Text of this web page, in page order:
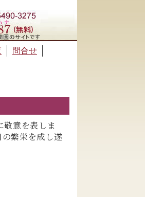
問合せ
意を表しま
繁栄を成し遂